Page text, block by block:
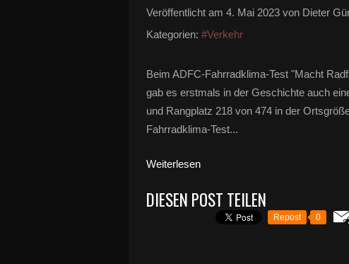
Veröffentlicht am 4. Mai 2023 von Dieter
Kategorien: #Verkehr
Beim ADFC-Fahrradklima-Test "Macht
gab es erstmals in der Geschichte auch
und Rangplatz 218 von 474 in der
Fahrradklima-Test...
Weiterlesen
DIESEN POST TEILEN
Repost 0